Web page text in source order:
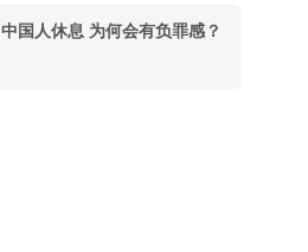
中国人休息 为何会有负罪感？